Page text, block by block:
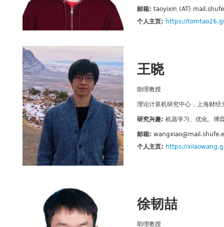
邮箱: taoyixin (AT)
个人主页: https://
王晓
助理教授
理论计算机研究中心，上海财经
研究兴趣: 机器学习、优化、博
邮箱:
个人主页: https://
徐韧喆
助理教授